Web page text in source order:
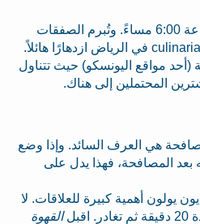
يُغلق المعرض أبوابه في الساعة 6:00 مساءً. وتُبرم الصفقات
أثناء العشاء. شهدت الساحة culinaria في الرياض ازدهارًا هائلاً.
(أحد مواقع اليونسكو) حيث تتناول
المحتملين إلى هناك.
هي العرف السائد. وإذا وضع
بعد المصافحة، فهذا يدل على
يولون أهمية كبيرة للعلاقات. لا
القهوة